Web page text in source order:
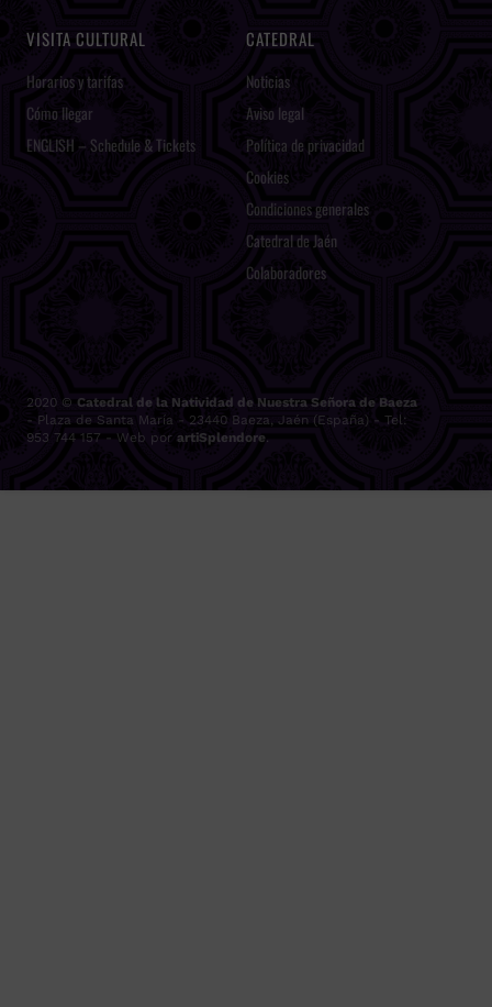
VISITA CULTURAL
Horarios y tarifas
Cómo llegar
ENGLISH – Schedule & Tickets
CATEDRAL
Noticias
Aviso legal
Política de privacidad
Cookies
Condiciones generales
Catedral de Jaén
Colaboradores
2020 © Catedral de la Natividad de Nuestra Señora de Baeza
- Plaza de Santa María - 23440 Baeza, Jaén (España) - Tel:
953 744 157 - Web por artiSplendore